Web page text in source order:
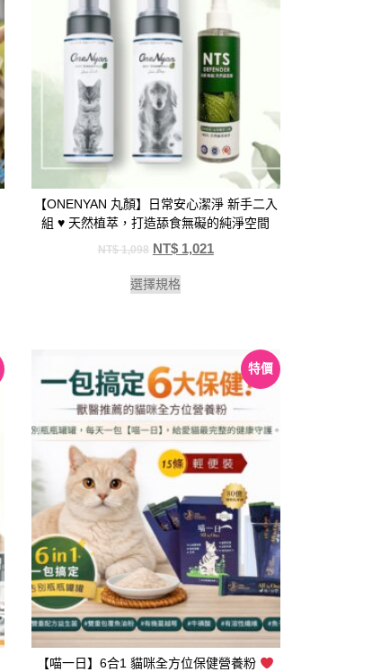
【ONENYAN 丸顏】日常安心潔淨 新手二入
組 ♥️ 天然植萃，打造舔食無礙的純淨空間
NT$1,098 NT$1,021
選擇規格
特價
【喵一日】6合1 貓咪全方位保健營養粉